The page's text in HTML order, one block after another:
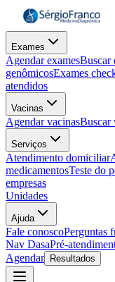
Exames
Agendar examesBuscar
genômicosExames
atendidos
Vacinas
Agendar vacinasBuscar
Serviços
Atendimento domiciliar
medicamentosTeste do
empresas
Unidades
Ajuda
Fale conoscoPerguntas
Nav DasaPré-
Agendar
Resultados